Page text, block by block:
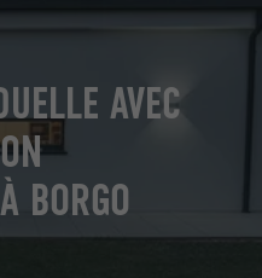
AVEC
BORGO